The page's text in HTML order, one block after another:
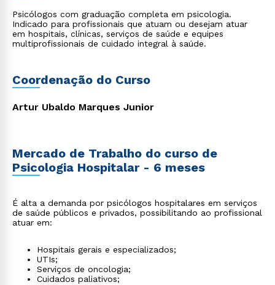
Psicólogos com graduação completa em psicologia.
Indicado para profissionais que atuam ou desejam atuar
em hospitais, clínicas, serviços de saúde e equipes
multiprofissionais de cuidado integral à saúde.
Coordenação do Curso
Artur Ubaldo Marques Junior
Mercado de Trabalho do curso de
Psicologia Hospitalar - 6 meses
É alta a demanda por psicólogos hospitalares em serviços
de saúde públicos e privados, possibilitando ao profissional
atuar em:
Hospitais gerais e especializados;
UTIs;
Serviços de oncologia;
Cuidados paliativos;